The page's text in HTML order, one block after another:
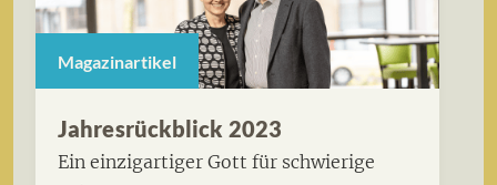
Magazinartikel
Jahresrückblick 2023
Ein einzigartiger Gott für schwierige